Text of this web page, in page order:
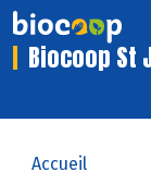
Biocoop St
Accueil